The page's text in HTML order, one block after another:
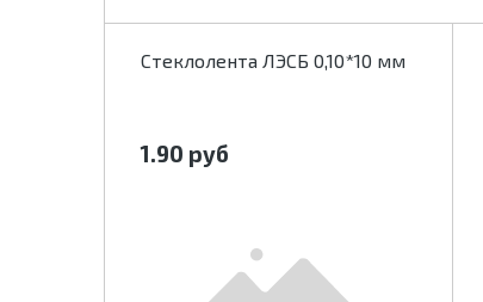
Стеклолента ЛЭСБ 0,10*10 мм
1.90 руб